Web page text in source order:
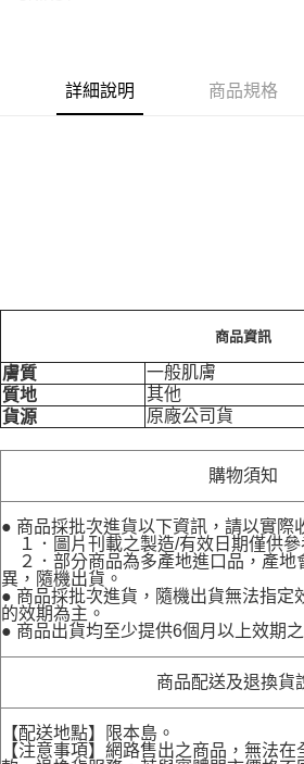
7-11取貨付款［需3-5個工作天不含預購商
每筆NT$70，滿NT$499(含以上)免運費
詳細說明 商品規格
商品資訊
膚質
一般肌膚
質地
其他
貨源
原廠公司貨
購物須知
● 商品採批次進貨以下資訊，請以實際
１．圖片刊載之製造/有效日期僅供參
２．部分商品為多產地進口品，產地
異，隨機出貨。
● 商品採批次進貨，隨機出貨無法指定
的效期為主。
● 商品出貨均至少提供6個月以上效期之
商品配送及退換貨
【配送地點】限本島。
【注意事項】網路售出之商品，無法